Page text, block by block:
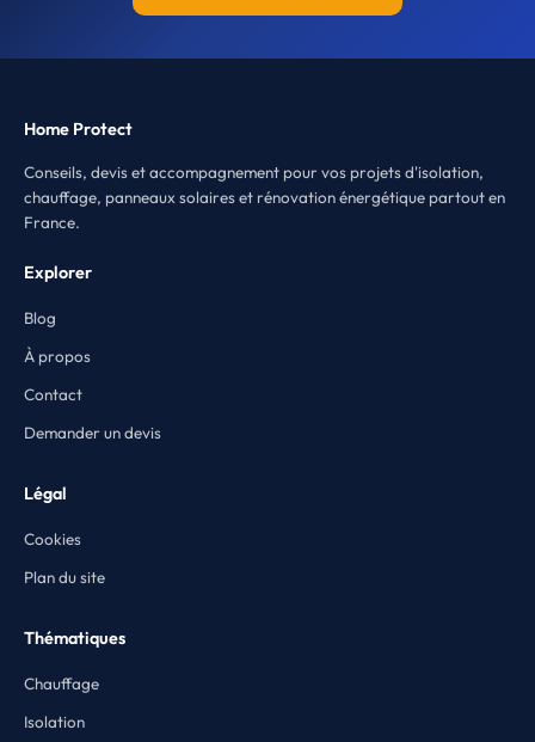
Home Protect
Conseils, devis et accompagnement pour vos projets d'isolation,
chauffage, panneaux solaires et rénovation énergétique partout en
France.
Explorer
Blog
À propos
Contact
Demander un devis
Légal
Cookies
Plan du site
Thématiques
Chauffage
Isolation